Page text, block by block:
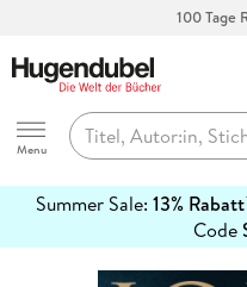
100 Tage
Hugendubel
Menu
Summer Sale: 13% Rabatt
Code
erfahren